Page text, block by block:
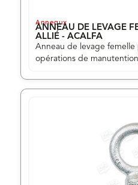
Anneaux
ANNEAU DE LEVAGE
ALLIÉ - ACALFA
Anneau de levage
opérations de